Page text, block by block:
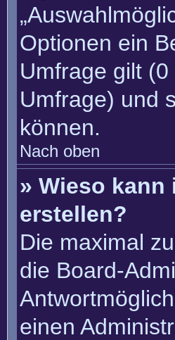
Optionen ein
Umfrage gilt
Umfrage) und
können.
Nach oben
» Wieso
erstellen?
Die maximal
die Board-
einen